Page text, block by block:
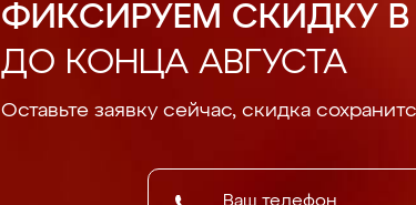
ФИКСИРУЕМ СКИДКУ В
ДО КОНЦА АВГУСТА
Оставьте заявку сейчас, скидка